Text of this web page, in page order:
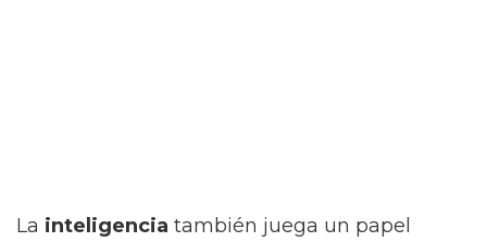
La inteligencia también juega un papel